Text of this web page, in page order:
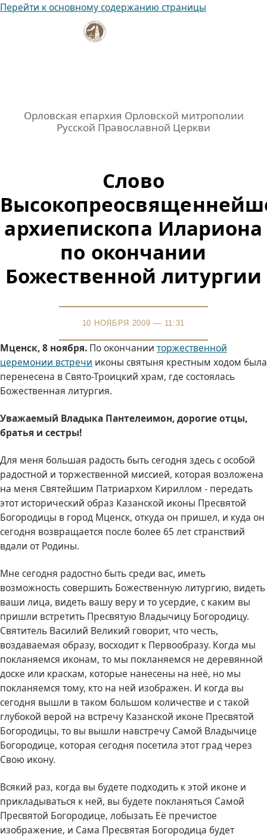
Перейти к основному содержанию страницы
Орловская епархия Орловской митрополии
Русской Православной Церкви
Слово
архиепископа Илариона
по окончании
Божественной литургии
10 НОЯБРЯ 2009 — 11:31
Мценск, 8 ноября. По окончании торжественной
церемонии встречи иконы святыня крестным ходом была
перенесена в Свято-Троицкий храм, где состоялась
Божественная литургия.
Уважаемый Владыка Пантелеимон, дорогие отцы,
братья и сестры!
Для меня большая радость быть сегодня здесь с особой
радостной и торжественной миссией, которая возложена
на меня Святейшим Патриархом Кириллом - передать
этот исторический образ Казанской иконы Пресвятой
Богородицы в город Мценск, откуда он пришел, и куда он
сегодня возвращается после более 65 лет странствий
вдали от Родины.
Мне сегодня радостно быть среди вас, иметь
возможность совершить Божественную литургию, видеть
ваши лица, видеть вашу веру и то усердие, с каким вы
пришли встретить Пресвятую Владычицу Богородицу.
Святитель Василий Великий говорит, что честь,
воздаваемая образу, восходит к Первообразу. Когда мы
покланяемся иконам, то мы покланяемся не деревянной
доске или краскам, которые нанесены на неё, но мы
покланяемся тому, кто на ней изображен. И когда вы
сегодня вышли в таком большом количестве и с такой
глубокой верой на встречу Казанской иконе Пресвятой
Богородицы, то вы вышли навстречу Самой Владычице
Богородице, которая сегодня посетила этот град через
Свою икону.
Всякий раз, когда вы будете подходить к этой иконе и
прикладываться к ней, вы будете покланяться Самой
Пресвятой Богородице, лобызать Её пречистое
изображение, и Сама Пресвятая Богородица будет